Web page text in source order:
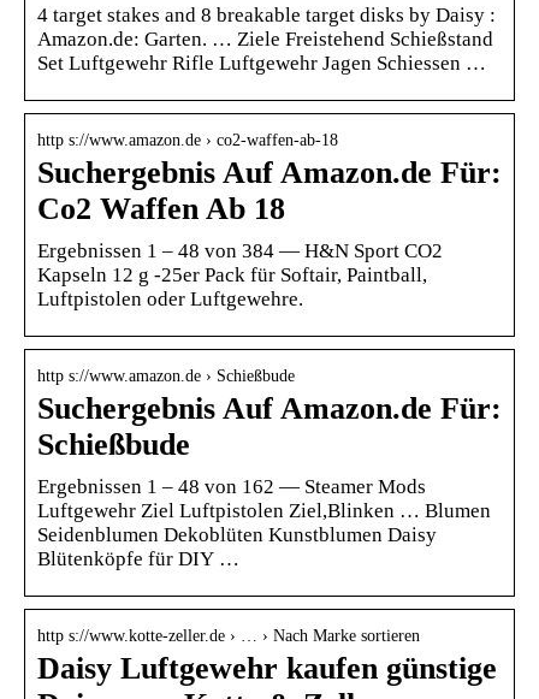
4 target stakes and 8 breakable target disks by Daisy :
Amazon.de: Garten. … Ziele Freistehend Schießstand
Set Luftgewehr Rifle Luftgewehr Jagen Schiessen …
http s://www.amazon.de › co2-waffen-ab-18
Suchergebnis Auf Amazon.de Für:
Co2 Waffen Ab 18
Ergebnissen 1 – 48 von 384 — H&N Sport CO2
Kapseln 12 g -25er Pack für Softair, Paintball,
Luftpistolen oder Luftgewehre.
http s://www.amazon.de › Schießbude
Suchergebnis Auf Amazon.de Für:
Schießbude
Ergebnissen 1 – 48 von 162 — Steamer Mods
Luftgewehr Ziel Luftpistolen Ziel,Blinken … Blumen
Seidenblumen Dekoblüten Kunstblumen Daisy
Blütenköpfe für DIY …
http s://www.kotte-zeller.de › … › Nach Marke sortieren
Daisy Luftgewehr kaufen günstige